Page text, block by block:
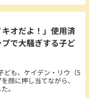
キオだよ！」使用済
で大騒ぎする子ど
ども、ケイデン・リウ（5
顔に押し当てながら、
。